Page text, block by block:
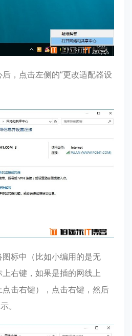
，点击左侧的“更改适配器设
标中（比如小编用的是无
右键，如果是插的网线上
击右键），点击右键，然后
。